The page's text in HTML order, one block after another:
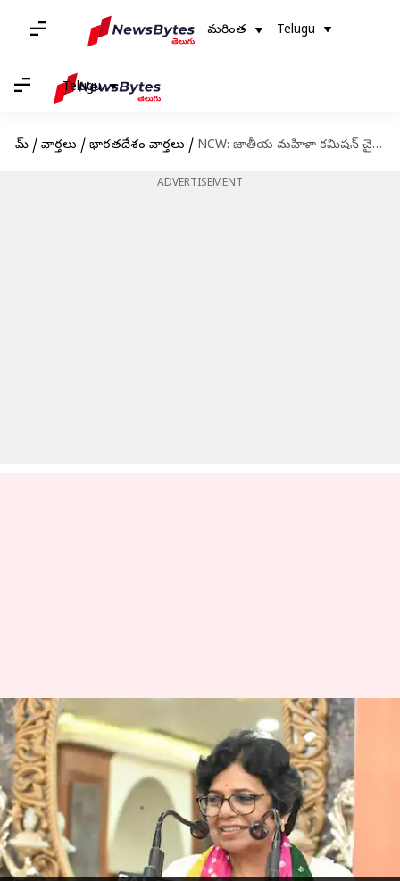
మరింత Telugu
Telugu
హోమ్ / వార్తలు / భారతదేశం వార్తలు / NCW: జాతీయ మహిళా కమిషన్ చైర్‌పర్సన్‌గా విజయ కిషోర్ రహత్కర్ నియామకం
ADVERTISEMENT
NCW: జాతీయ మహిళా కమిషన్
చైర్‌పర్సన్‌గా విజయ కిషోర్
రహత్కర్ నియామకం
వ్రాసిన వారు Sirish Praharaju Oct 19, 2024 03:36 pm
ఈ వార్తాకథనం ఏంటి